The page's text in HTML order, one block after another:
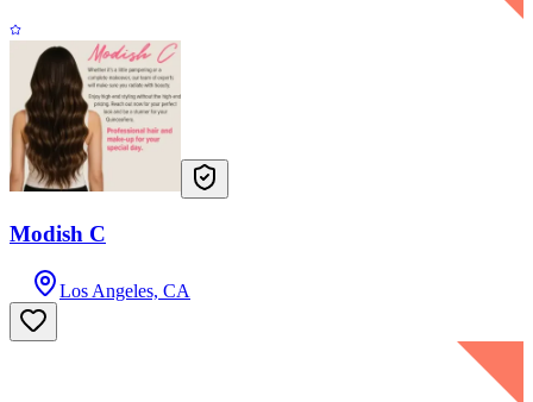
Modish C
Los Angeles, CA